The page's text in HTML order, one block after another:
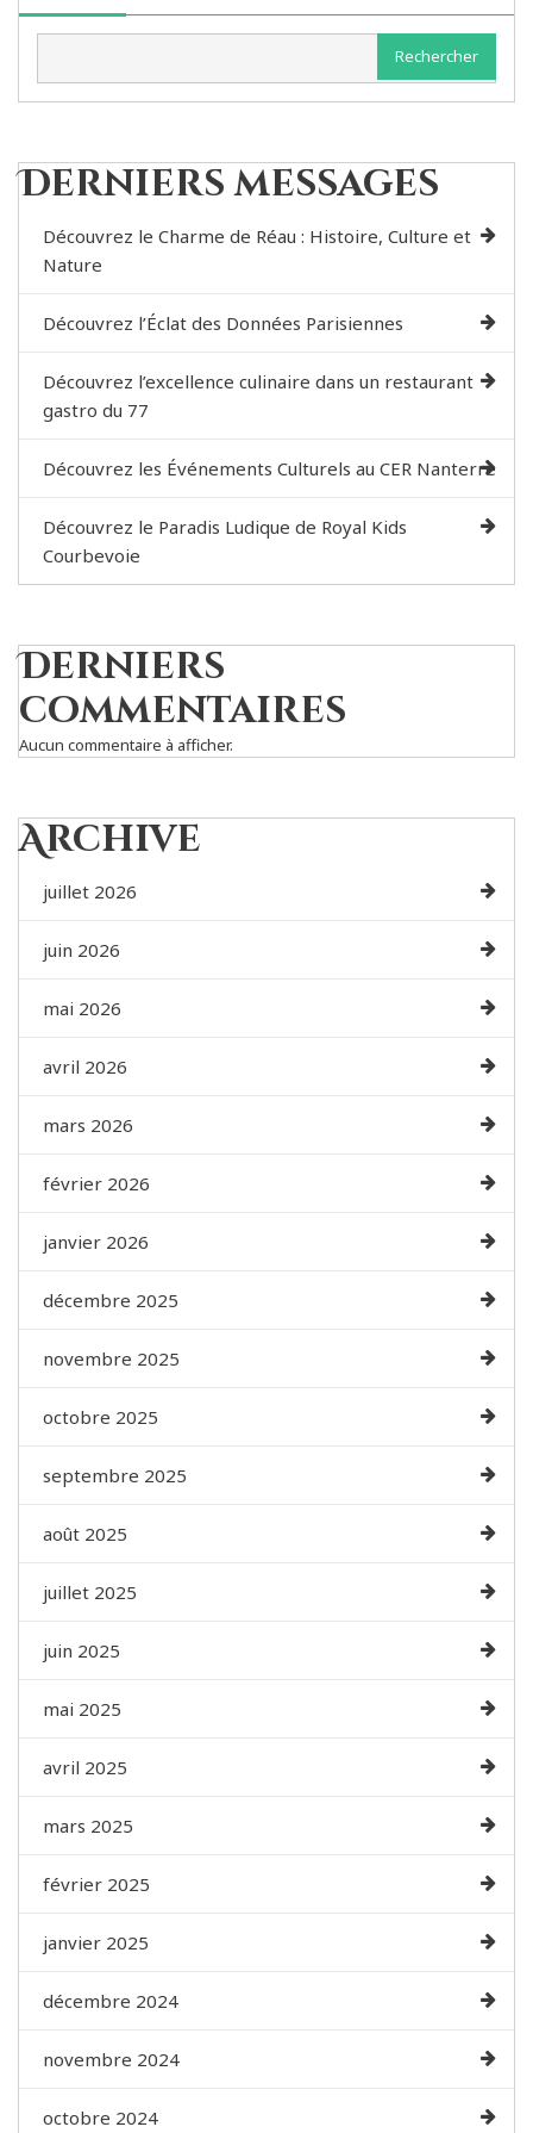
Rechercher
Derniers messages
Découvrez le Charme de Réau : Histoire, Culture et
Nature
Découvrez l’Éclat des Données Parisiennes
Découvrez l’excellence culinaire dans un restaurant
gastro du 77
Découvrez les Événements Culturels au CER Nanterre
Découvrez le Paradis Ludique de Royal Kids
Courbevoie
Derniers
commentaires
Aucun commentaire à afficher.
Archive
juillet 2026
juin 2026
mai 2026
avril 2026
mars 2026
février 2026
janvier 2026
décembre 2025
novembre 2025
octobre 2025
septembre 2025
août 2025
juillet 2025
juin 2025
mai 2025
avril 2025
mars 2025
février 2025
janvier 2025
décembre 2024
novembre 2024
octobre 2024